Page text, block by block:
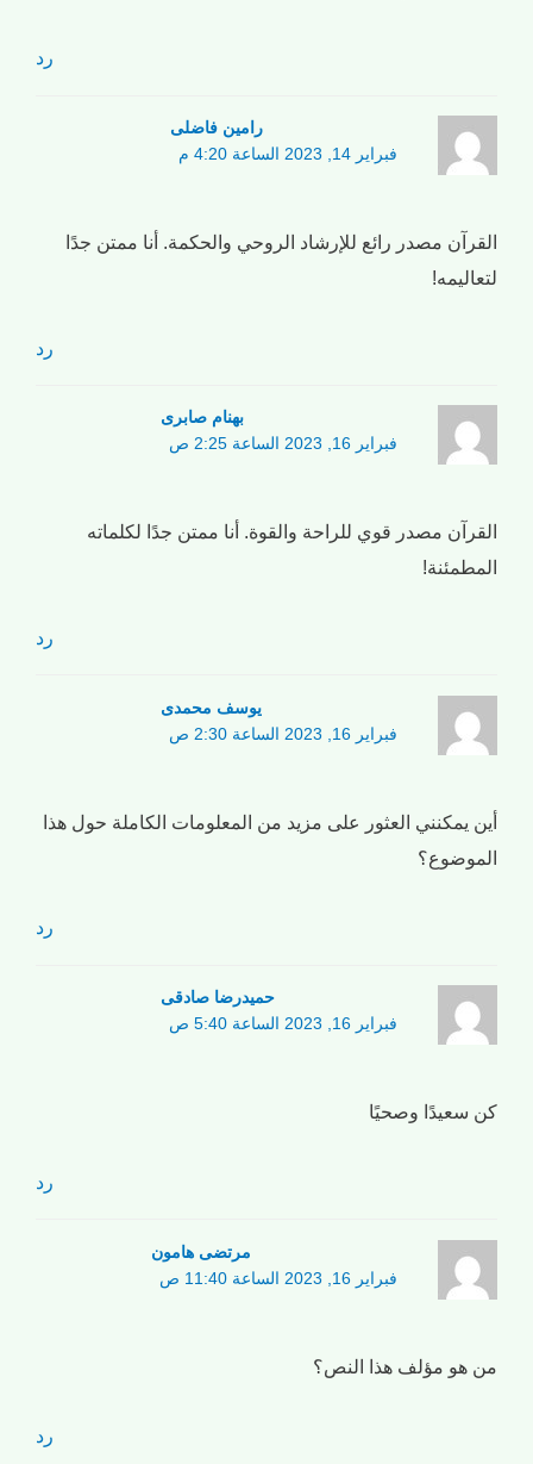
رد
رامین فاضلی
فبراير 14, 2023 الساعة 4:20 م
القرآن مصدر رائع للإرشاد الروحي والحكمة. أنا ممتن جدًا
لتعاليمه!
رد
بهنام صابری
فبراير 16, 2023 الساعة 2:25 ص
القرآن مصدر قوي للراحة والقوة. أنا ممتن جدًا لكلماته
المطمئنة!
رد
یوسف محمدی
فبراير 16, 2023 الساعة 2:30 ص
أين يمكنني العثور على مزيد من المعلومات الكاملة حول هذا
الموضوع؟
رد
حمیدرضا صادقی
فبراير 16, 2023 الساعة 5:40 ص
كن سعيدًا وصحيًا
رد
مرتضی هامون
فبراير 16, 2023 الساعة 11:40 ص
من هو مؤلف هذا النص؟
رد